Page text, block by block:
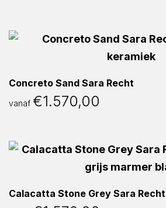
Concreto Sand Sara Recht
vanaf €1.570,00
Calacatta Stone Grey Sara Recht